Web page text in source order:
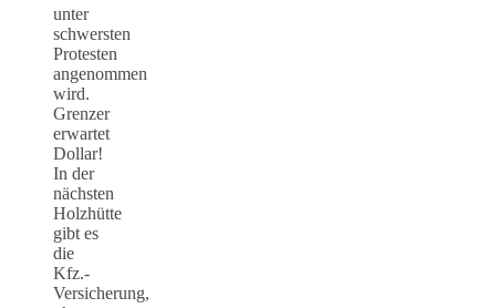
unter
schwersten
Protesten
angenommen
wird.
Grenzer
erwartet
Dollar!
In der
nächsten
Holzhütte
gibt es
die
Kfz.-
Versicherung,